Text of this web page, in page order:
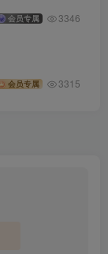
会员专属 3346
会员专属 3315